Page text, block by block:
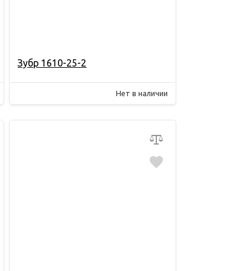
Зубр 1610-25-2
Нет в наличии